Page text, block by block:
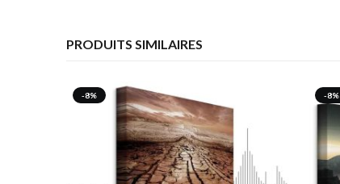
PRODUITS SIMILAIRES
-8% -8%